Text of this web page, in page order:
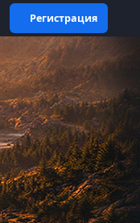
Регистрация